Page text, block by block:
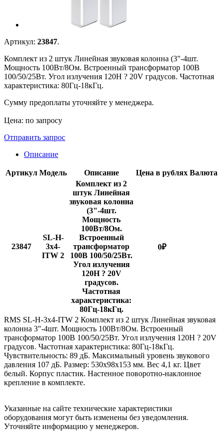
Артикул: 23847.
Комплект из 2 штук Линейная звуковая колонна (3"-4шт.
Мощность 100Вт/8Ом. Встроенный трансформатор 100В
100/50/25Вт. Угол излучения 120H ? 20V градусов. Частотная
характеристика: 80Гц-18кГц.
Сумму предоплаты уточняйте у менеджера.
Цена: по запросу
Отправить запрос
Описание
Артикул Модель Описание Цена в рублях Валюта
23847
SL-H-
3x4-
ITW 2
Комплект из 2
штук Линейная
звуковая колонна
(3"-4шт.
Мощность
100Вт/8Ом.
Встроенный
трансформатор
100В 100/50/25Вт.
Угол излучения
120H ? 20V
градусов.
Частотная
характеристика:
80Гц-18кГц.
0₽
RMS SL-H-3x4-ITW 2 Комплект из 2 штук Линейная звуковая
колонна 3"-4шт. Мощность 100Вт/8Ом. Встроенный
трансформатор 100В 100/50/25Вт. Угол излучения 120H ? 20V
градусов. Частотная характеристика: 80Гц-18кГц.
Чувствительность: 89 дБ. Максимальный уровень звукового
давления 107 дБ. Размер: 530х98х153 мм. Вес 4,1 кг. Цвет
белый. Корпус пластик. Настенное поворотно-наклонное
крепление в комплекте.
Указанные на сайте технические характеристики
оборудования могут быть изменены без уведомления.
Уточняйте информацию у менеджеров.